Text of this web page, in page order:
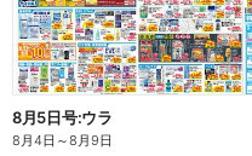
8月5日号:ウラ
8月4日 ～8月9日